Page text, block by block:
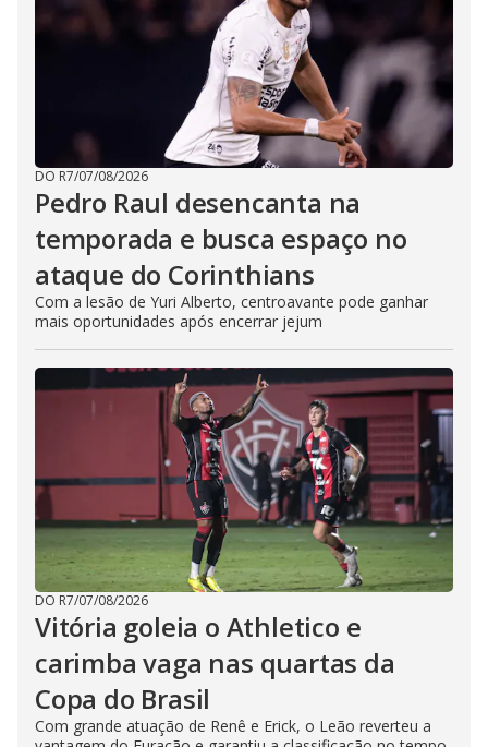
DO R7/07/08/2026
Pedro Raul desencanta na
temporada e busca espaço no
ataque do Corinthians
Com a lesão de Yuri Alberto, centroavante pode ganhar
mais oportunidades após encerrar jejum
DO R7/07/08/2026
Vitória goleia o Athletico e
carimba vaga nas quartas da
Copa do Brasil
Com grande atuação de Renê e Erick, o Leão reverteu a